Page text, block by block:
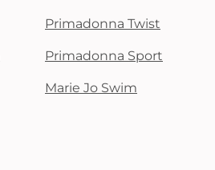
Primadonna Twist
Primadonna Sport
Marie Jo Swim